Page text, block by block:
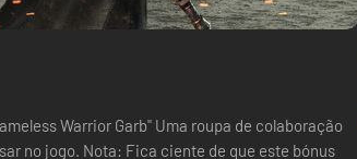
Warrior Garb" Uma roupa de colaboração
no jogo. Nota: Fica ciente de que este bónus